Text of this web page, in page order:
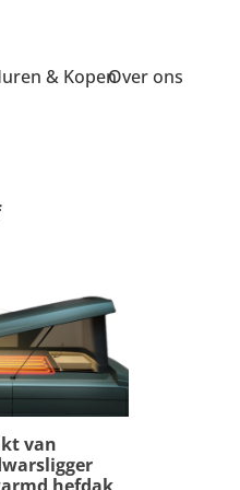
& KopenOver ons
van